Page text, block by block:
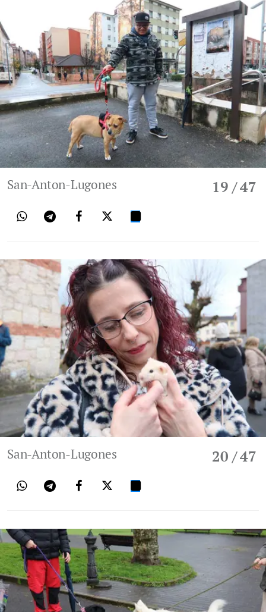
19/ 47
San-Anton-Lugones
20 / 47
San-Anton-Lugones